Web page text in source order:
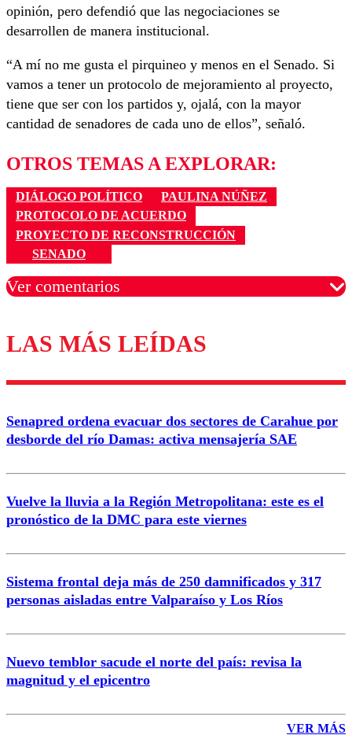
opinión, pero defendió que las negociaciones se
desarrollen de manera institucional.
“A mí no me gusta el pirquineo y menos en el Senado. Si
vamos a tener un protocolo de mejoramiento al proyecto,
tiene que ser con los partidos y, ojalá, con la mayor
cantidad de senadores de cada uno de ellos”, señaló.
OTROS TEMAS A EXPLORAR:
DIÁLOGO POLÍTICO
PAULINA NÚÑEZ
PROTOCOLO DE ACUERDO
PROYECTO DE RECONSTRUCCIÓN
SENADO
Ver comentarios
Los comentarios son moderados para garantizar un
diálogo respetuoso.
Correo
Enviar comentario
LAS MÁS LEÍDAS
Senapred ordena evacuar dos sectores de Carahue por
desborde del río Damas: activa mensajería SAE
Vuelve la lluvia a la Región Metropolitana: este es el
pronóstico de la DMC para este viernes
Sistema frontal deja más de 250 damnificados y 317
personas aisladas entre Valparaíso y Los Ríos
Nuevo temblor sacude el norte del país: revisa la
magnitud y el epicentro
VER MÁS